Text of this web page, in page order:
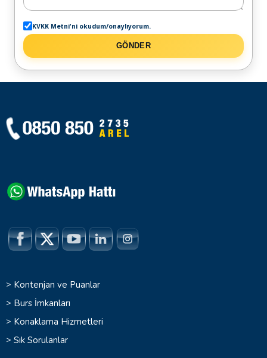
KVKK Metni'ni okudum/onaylıyorum.
GÖNDER
> Kontenjan ve Puanlar
> Burs İmkanları
> Konaklama Hizmetleri
> Sık Sorulanlar